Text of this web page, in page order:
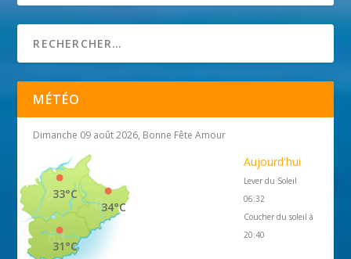
MÉTÉO
Dimanche 09 août 2026, Bonne Fête Amour
34°C
33°C
31°C
Aujourd'hui
Lever du Soleil
06:32
Coucher du soleil à
20:40